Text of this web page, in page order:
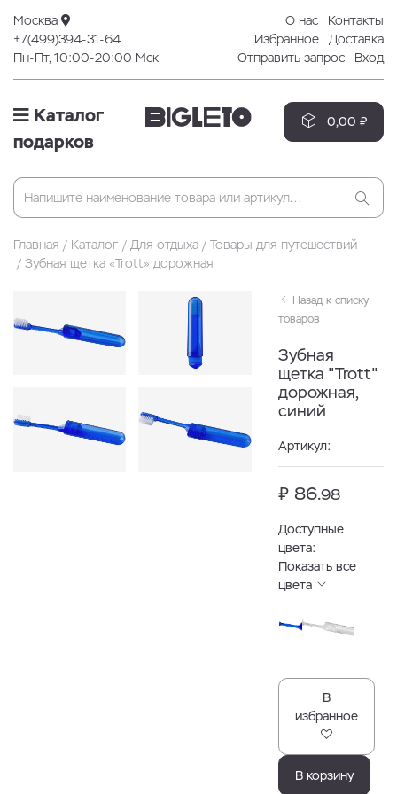
Москва
+7(499)394-31-64
Пн-Пт, 10:00-20:00 Мск
О нас
Контакты
Избранное
Доставка
Отправить запрос
Вход
Каталог
подарков
0,00 ₽
Главная Каталог Для отдыха
Товары для путешествий
Зубная щетка «Trott» дорожная
Назад к списку
товаров
Зубная
щетка "Trott"
дорожная,
синий
Артикул:
₽ 86.98
Доступные
цвета:
Показать все
цвета
В
избранное
В корзину